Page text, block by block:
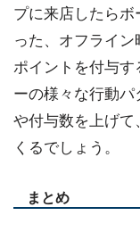
プに来店したら
った、オフライ
ポイントを付与
ーの様々な行動
や付与数を上げて
くるでしょう。
まとめ